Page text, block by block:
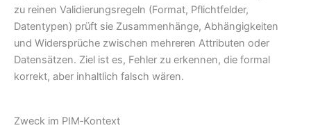
zu reinen Validierungsregeln (Format, Pflichtfelder,
Datentypen) prüft sie Zusammenhänge, Abhängigkeiten
und Widersprüche zwischen mehreren Attributen oder
Datensätzen. Ziel ist es, Fehler zu erkennen, die formal
korrekt, aber inhaltlich falsch wären.
Zweck im PIM‑Kontext